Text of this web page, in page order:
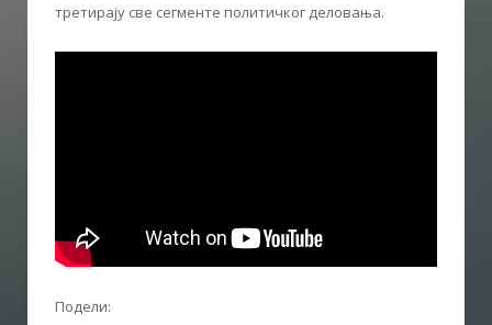
третирају све сегменте политичког деловања.
Подели: